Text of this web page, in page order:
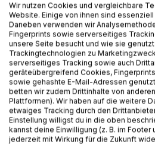
Thomas Walli
Wir nutzen Cookies und vergleichbare
Website. Einige von ihnen sind
Daneben verwenden wir
Fingerprints sowie serverseitiges
unsere Seite besucht und wie sie
Trackingtechnologien zu
serverseitiges Tracking sowie auch
geräteübergreifend Cookies,
sowie gehashte E-Mail-Adressen
betten wir zudem Drittinhalte von
Plattformen). Wir haben auf die weitere
etwaiges Tracking durch den
Einstellung willigst du in die oben
kannst deine Einwilligung (z. B. im Footer
jederzeit mit Wirkung für die Zukunft